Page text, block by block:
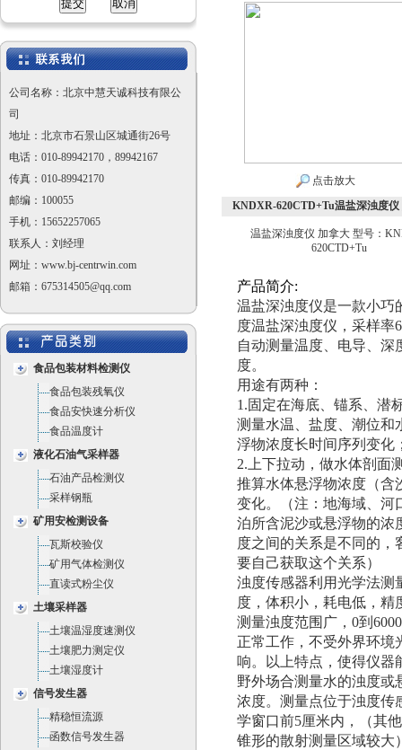
公司名称：北京中慧天诚科技有限公
司
地址：北京市石景山区城通街26号
电话：010-89942170，89942167
传真：010-89942170
邮编：100055
手机：15652257065
联系人：刘经理
网址：www.bj-centrwin.com
邮箱：675314505@qq.com
食品包装材料检测仪
食品包装残氧仪
食品安快速分析仪
食品温度计
液化石油气采样器
石油产品检测仪
采样钢瓶
矿用安检测设备
瓦斯校验仪
矿用气体检测仪
直读式粉尘仪
土壤采样器
土壤温湿度速测仪
土壤肥力测定仪
土壤湿度计
信号发生器
精稳恒流源
函数信号发生器
点击放大
KNDXR-620CTD+Tu温盐深浊度
温盐深浊度仪 加拿大 型号：
620CTD+Tu
产品简介:
温盐深浊度仪是一款小巧
度温盐深浊度仪，采样率
自动测量温度、电导、深
度。
用途有两种：
1.固定在海底、锚系、潜
测量水温、盐度、潮位和
浮物浓度长时间序列变化
2.上下拉动，做水体剖面
推算水体悬浮物浓度（含
变化。（注：地海域、河
泊所含泥沙或悬浮物的浓
度之间的关系是不同的，
要自己获取这个关系）
浊度传感器利用光学法测
度，体积小，耗电低，精
测量浊度范围广，0到
正常工作，不受外界环境
响。以上特点，使得仪器
野外场合测量水的浊度或
浓度。测量点位于浊度传
学窗口前5厘米内，（其
锥形的散射测量区域较大